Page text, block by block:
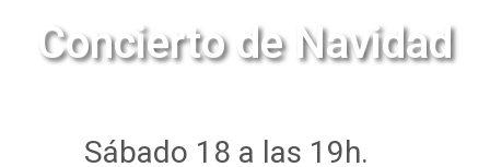
Concierto de Navidad
Sábado 18 a las 19h.